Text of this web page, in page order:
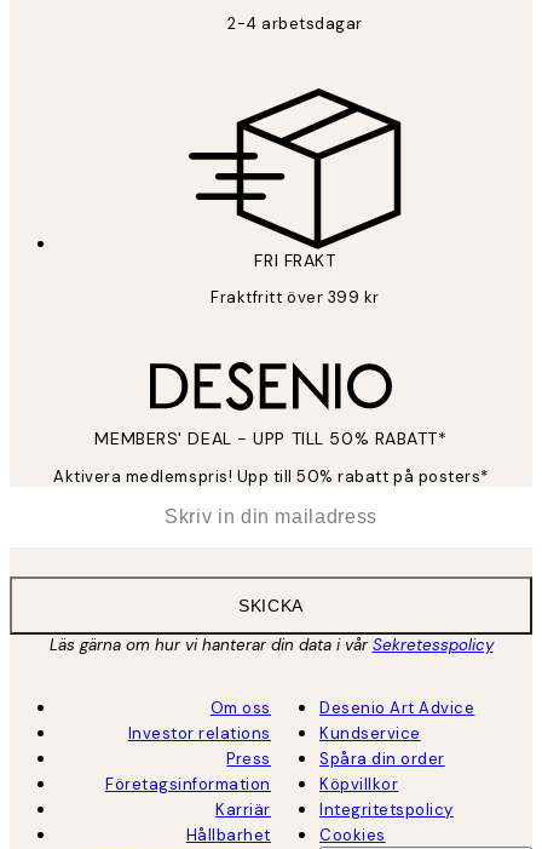
2-4 arbetsdagar
FRI FRAKT
Fraktfritt över 399 kr
MEMBERS' DEAL - UPP TILL 50% RABATT*
Aktivera medlemspris! Upp till 50% rabatt på posters*
SKICKA
Läs gärna om hur vi hanterar din data i vårSekretesspolicy
Om oss
Investor relations
Press
Företagsinformation
Karriär
Hållbarhet
Desenio Art Advice
Kundservice
Spåra din order
Köpvillkor
Integritetspolicy
Cookies